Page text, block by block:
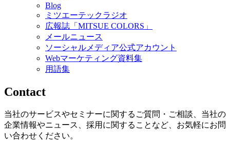
Blog
ミツエーテックラジオ
広報誌「MITSUE COLORS」
メールニュース
ソーシャルメディア公式アカウント
Webマーケティング資料集
用語集
Contact
当社のサービスやセミナーに関するご質問・ご相談、当社の
企業情報やニュース、採用に関することなど、お気軽にお問
い合わせください。